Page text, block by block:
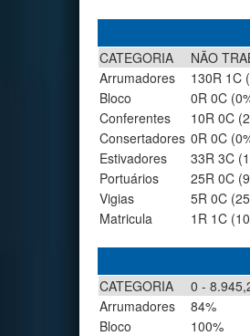
CATEGORIA
NÃO
Arrumadores
130R 1C
Bloco
0R 0C
Conferentes
10R 0C
Consertadores 0R 0C
Estivadores
33R 3C
Portuários
25R 0C
Vigias
5R 0C
Matricula
1R 1C
CATEGORIA
0 -
Arrumadores
84%
Bloco
100%